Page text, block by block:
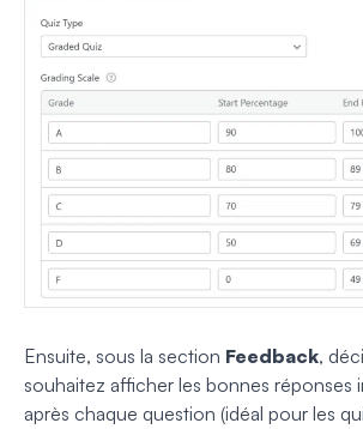
Ensuite, sous la section Feedback,
souhaitez afficher les bonnes réponses
après chaque question (idéal pour les